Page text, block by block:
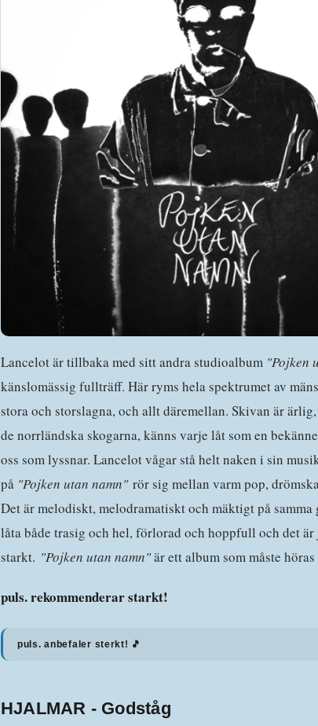
Lancelot är tillbaka med sitt andra studioalbum "Pojken
känslomässig fullträff. Här ryms hela spektrumet av
stora och storslagna, och allt däremellan. Skivan är
de norrländska skogarna, känns varje låt som en
oss som lyssnar. Lancelot vågar stå helt naken i sin
på "Pojken utan namn" rör sig mellan varm pop,
Det är melodiskt, melodramatiskt och mäktigt på
låta både trasig och hel, förlorad och hoppfull och det
starkt. "Pojken utan namn"är ett album som måste
puls. rekommenderar starkt!
puls. anbefaler sterkt! 🎵
HJALMAR - Godståg